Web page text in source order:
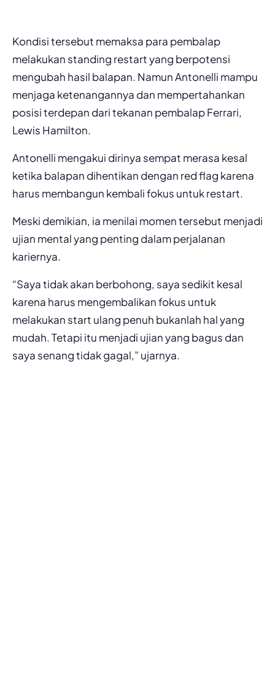
Kondisi tersebut memaksa para pembalap
melakukan standing restart yang berpotensi
mengubah hasil balapan. Namun Antonelli mampu
menjaga ketenangannya dan mempertahankan
posisi terdepan dari tekanan pembalap Ferrari,
Lewis Hamilton.
Antonelli mengakui dirinya sempat merasa kesal
ketika balapan dihentikan dengan red flag karena
harus membangun kembali fokus untuk restart.
Meski demikian, ia menilai momen tersebut menjadi
ujian mental yang penting dalam perjalanan
kariernya.
“Saya tidak akan berbohong, saya sedikit kesal
karena harus mengembalikan fokus untuk
melakukan start ulang penuh bukanlah hal yang
mudah. Tetapi itu menjadi ujian yang bagus dan
saya senang tidak gagal,” ujarnya.